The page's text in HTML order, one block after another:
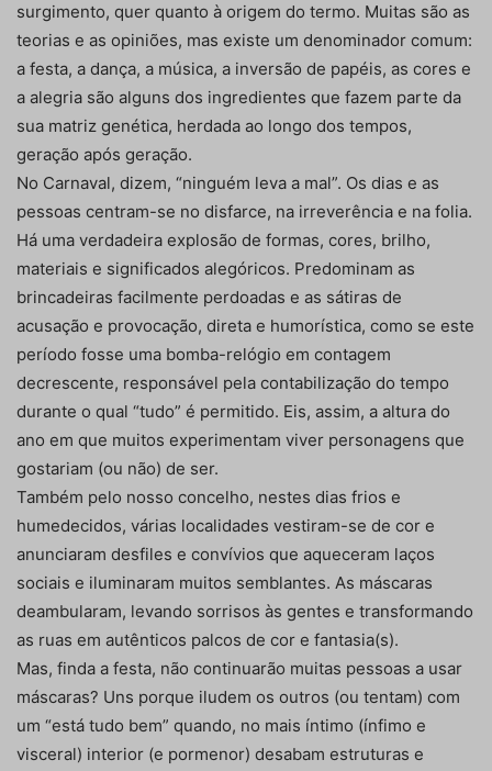
surgimento, quer quanto à origem do termo. Muitas são as
teorias e as opiniões, mas existe um denominador comum:
a festa, a dança, a música, a inversão de papéis, as cores e
a alegria são alguns dos ingredientes que fazem parte da
sua matriz genética, herdada ao longo dos tempos,
geração após geração.
No Carnaval, dizem, “ninguém leva a mal”. Os dias e as
pessoas centram-se no disfarce, na irreverência e na folia.
Há uma verdadeira explosão de formas, cores, brilho,
materiais e significados alegóricos. Predominam as
brincadeiras facilmente perdoadas e as sátiras de
acusação e provocação, direta e humorística, como se este
período fosse uma bomba-relógio em contagem
decrescente, responsável pela contabilização do tempo
durante o qual “tudo” é permitido. Eis, assim, a altura do
ano em que muitos experimentam viver personagens que
gostariam (ou não) de ser.
Também pelo nosso concelho, nestes dias frios e
humedecidos, várias localidades vestiram-se de cor e
anunciaram desfiles e convívios que aqueceram laços
sociais e iluminaram muitos semblantes. As máscaras
deambularam, levando sorrisos às gentes e transformando
as ruas em autênticos palcos de cor e fantasia(s).
Mas, finda a festa, não continuarão muitas pessoas a usar
máscaras? Uns porque iludem os outros (ou tentam) com
um “está tudo bem” quando, no mais íntimo (ínfimo e
visceral) interior (e pormenor) desabam estruturas e